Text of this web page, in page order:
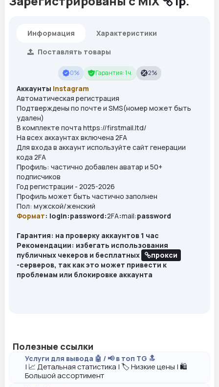
Информация
Характеристики
Поставлять товары
0% Гарантия: 1 ч. 2%
Аккаунты Instagram
Автоматическая регистрация
Подтверждены по почте и SMS(номер может быть
удален)
В комплекте почта https://firstmail.ltd/
На всех аккаунтах включена 2FA
Для входа в аккаунт используйте сайт генерации
кода 2FA
Профиль: частично добавлен аватар и 50+
подписчиков
Год регистрации - 2025-2026
Профиль может быть частично заполнен
Пол: мужской/женский
Формат: login:password:2FA:mail:password
Гарантия: на проверку аккаунтов 1 час
Рекомендации: избегать использования
публичных чекеров и бесплатных
прокси
-серверов, так как это может привести к
проблемам или блокировке аккаунта
Полезные ссылки
Услуги для вывода 🤖 / 📢 в топ TG 🔝
| 📈 Детальная статистика | 🏷️ Низкие цены | 🛍️
Большой ассортимент